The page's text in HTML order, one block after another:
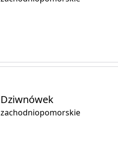
Dziwnówek
zachodniopomorskie